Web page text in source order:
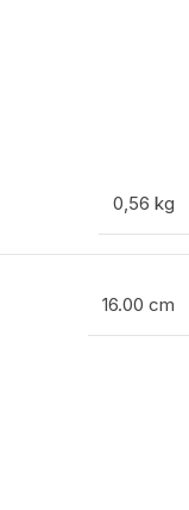
0,56 kg
16.00 cm